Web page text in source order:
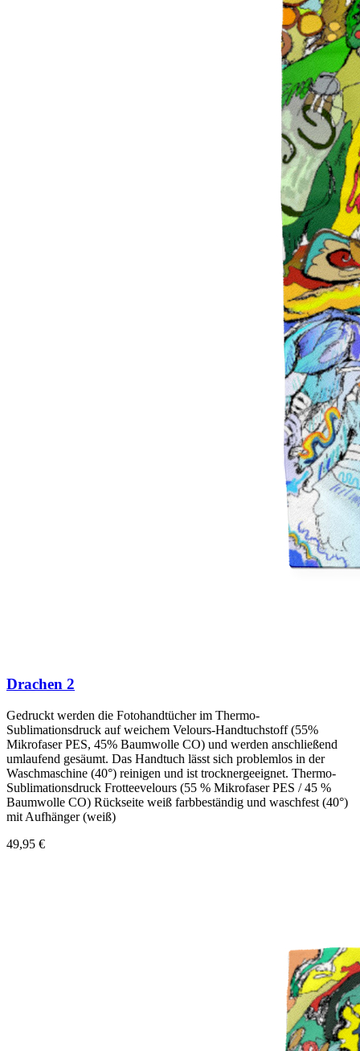
Drachen 2
Gedruckt werden die Fotohandtücher im Thermo-
Sublimationsdruck auf weichem Velours-Handtuchstoff (55%
Mikrofaser PES, 45% Baumwolle CO) und werden anschließend
umlaufend gesäumt. Das Handtuch lässt sich problemlos in der
Waschmaschine (40°) reinigen und ist trocknergeeignet. Thermo-
Sublimationsdruck Frotteevelours (55 % Mikrofaser PES / 45 %
Baumwolle CO) Rückseite weiß farbbeständig und waschfest (40°)
mit Aufhänger (weiß)
49,95 €